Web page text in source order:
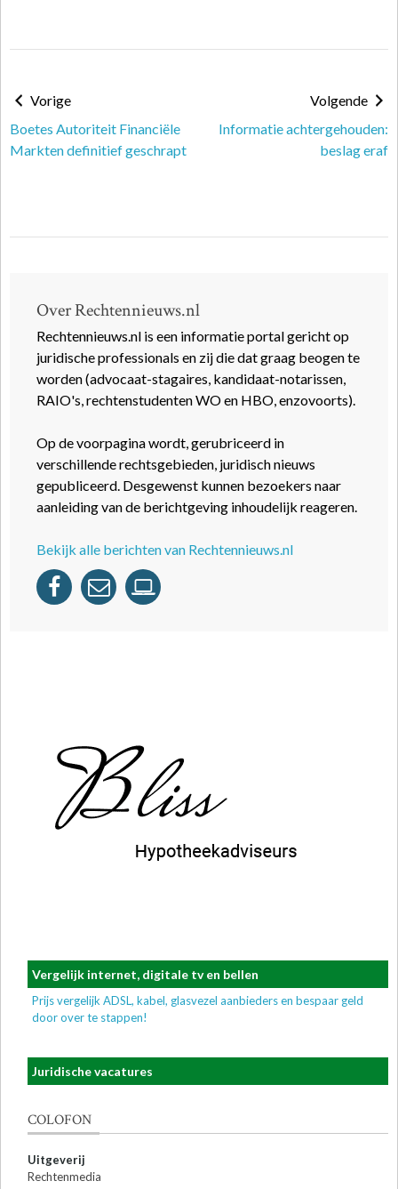
Vorige
Boetes Autoriteit Financiële
Markten definitief geschrapt
Volgende
Informatie achtergehouden:
beslag eraf
Over Rechtennieuws.nl
Rechtennieuws.nl is een informatie portal gericht op
juridische professionals en zij die dat graag beogen te
worden (advocaat-stagaires, kandidaat-notarissen,
RAIO's, rechtenstudenten WO en HBO, enzovoorts).
Op de voorpagina wordt, gerubriceerd in
verschillende rechtsgebieden, juridisch nieuws
gepubliceerd. Desgewenst kunnen bezoekers naar
aanleiding van de berichtgeving inhoudelijk reageren.
Bekijk alle berichten van Rechtennieuws.nl
Vergelijk internet, digitale tv en bellen
Prijs vergelijk ADSL, kabel, glasvezel aanbieders en bespaar geld
door over te stappen!
Juridische vacatures
COLOFON
Uitgeverij
Rechtenmedia